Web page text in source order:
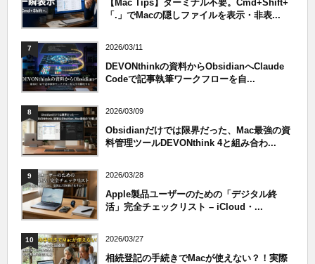
【Mac Tips】ターミナル不要。Cmd+Shift+
「.」でMacの隠しファイルを表示・非表...
7 2026/03/11
DEVONthinkの資料からObsidianへClaude
Codeで記事執筆ワークフローを自...
8 2026/03/09
Obsidianだけでは限界だった、Mac最強の資
料管理ツールDEVONthink 4と組み合わ...
9 2026/03/28
Apple製品ユーザーのための「デジタル終
活」完全チェックリスト – iCloud・...
10 2026/03/27
相続登記の手続きでMacが使えない？！実際